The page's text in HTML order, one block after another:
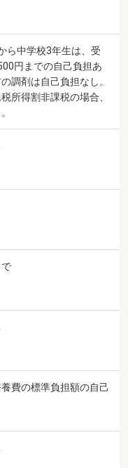
ら中学校3年生は、受
円までの自己負担あ
調剤は自己負担なし。
所得割非課税の場合、
費の標準負担額の自己